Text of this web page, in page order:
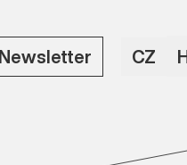
Newsletter CZ